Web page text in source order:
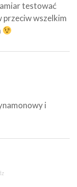
testować
przeciw wszelkim
i